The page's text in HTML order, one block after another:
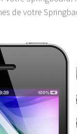
de votre